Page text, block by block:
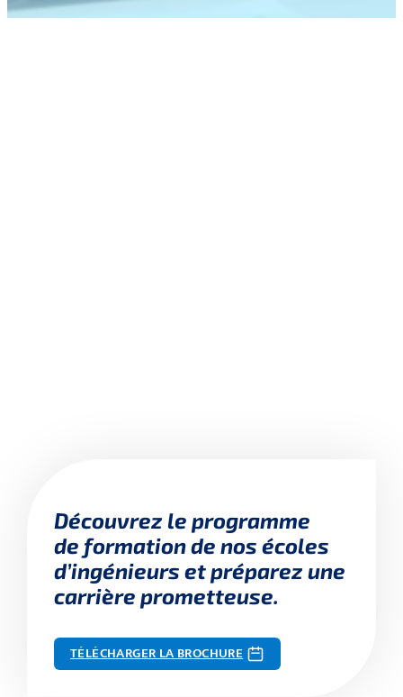
Découvrez le programme
de formation de nos écoles
d’ingénieurs et préparez une
carrière prometteuse.
TÉLÉCHARGER LA BROCHURE